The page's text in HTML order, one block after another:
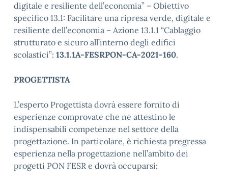
digitale e resiliente dell’economia” – Obiettivo
specifico 13.1: Facilitare una ripresa verde, digitale e
resiliente dell’economia – Azione 13.1.1 “Cablaggio
strutturato e sicuro all’interno degli edifici
scolastici”: 13.1.1A-FESRPON-CA-2021-160.
PROGETTISTA
L’esperto Progettista dovrà essere fornito di
esperienze comprovate che ne attestino le
indispensabili competenze nel settore della
progettazione. In particolare, è richiesta pregressa
esperienza nella progettazione nell’ambito dei
progetti PON FESR e dovrà occuparsi: